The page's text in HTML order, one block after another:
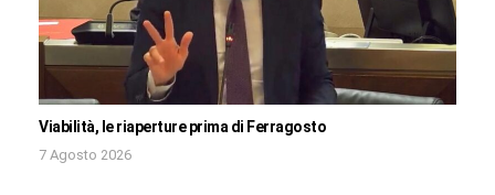
Viabilità, le riaperture prima di Ferragosto
7 Agosto 2026